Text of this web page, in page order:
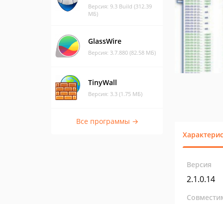
Версия: 9.3 Build (312.39
МБ)
GlassWire
Версия: 3.7.880 (82.58 МБ)
TinyWall
Версия: 3.3 (1.75 МБ)
Все программы →
Версия
2.1.0.14